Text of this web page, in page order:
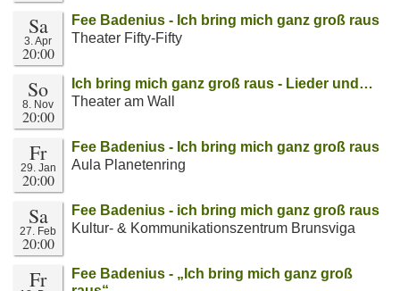
Sa
3. Apr
20:00
Fee Badenius - Ich bring mich ganz groß raus
Theater Fifty-Fifty
So
8. Nov
20:00
Ich bring mich ganz groß raus - Lieder und…
Theater am Wall
Fr
29. Jan
20:00
Fee Badenius - Ich bring mich ganz groß raus
Aula Planetenring
Sa
27. Feb
20:00
Fee Badenius - ich bring mich ganz groß raus
Kultur- & Kommunikationszentrum Brunsviga
Fr
Fee Badenius - „Ich bring mich ganz groß